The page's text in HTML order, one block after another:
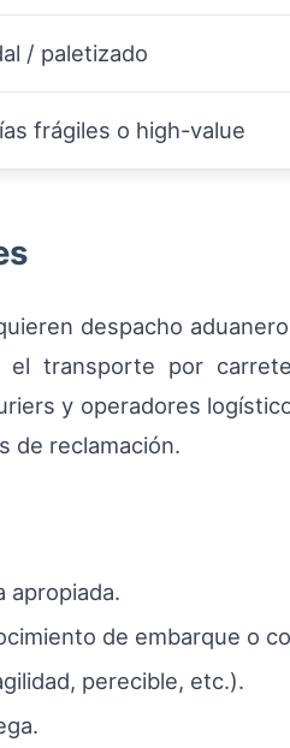
/ paletizado
frágiles o high-value
despacho
transporte por
y operadores
de reclamación.
apropiada.
de embarque o
perecible, etc.).